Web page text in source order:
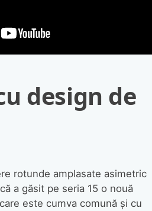
design de
rotunde amplasate asimetric
a găsit pe seria 15 o nouă
este cumva comună și cu